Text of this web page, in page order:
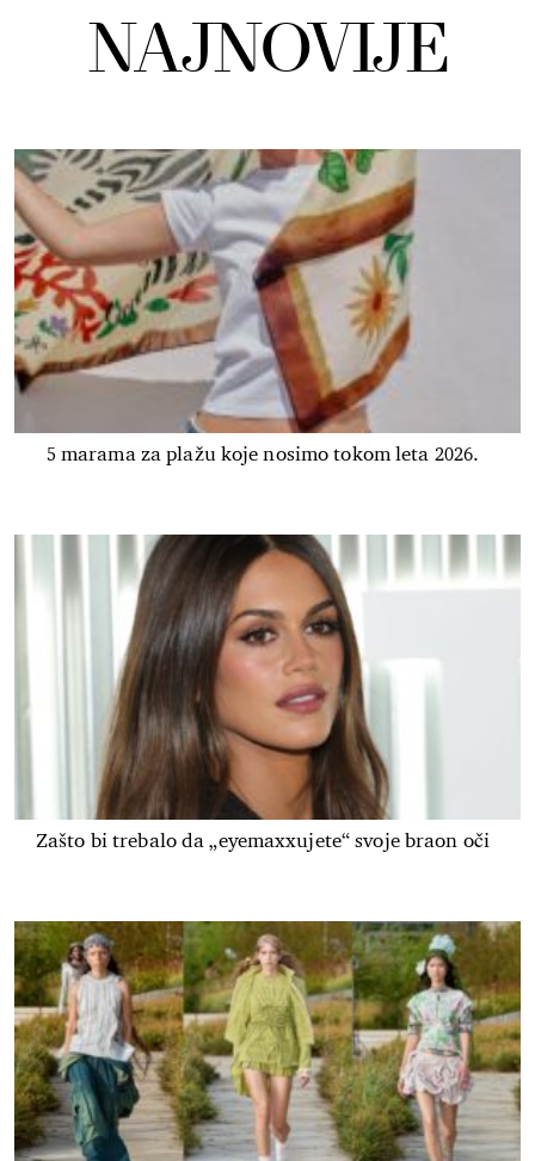
NAJNOVIJE
5 marama za plažu koje nosimo tokom leta 2026.
Zašto bi trebalo da „eyemaxxujete“ svoje braon oči